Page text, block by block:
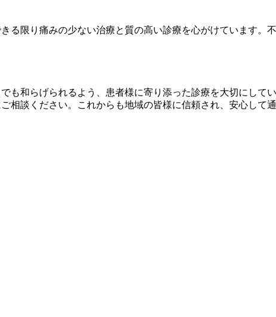
る限り痛みの少ない治療と質の高い診療を心がけています。
も和らげられるよう、患者様に寄り添った診療を大切にして
相談ください。これからも地域の皆様に信頼され、安心して